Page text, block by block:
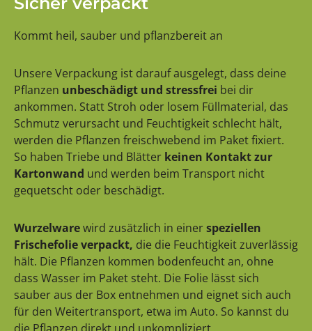
Kommt heil, sauber und pflanzbereit an
Unsere Verpackung ist darauf ausgelegt, dass deine
Pflanzen unbeschädigt und stressfrei bei dir
ankommen. Statt Stroh oder losem Füllmaterial, das
Schmutz verursacht und Feuchtigkeit schlecht hält,
werden die Pflanzen freischwebend im Paket fixiert.
So haben Triebe und Blätter keinen Kontakt zur
Kartonwand und werden beim Transport nicht
gequetscht oder beschädigt.
Wurzelwarewird zusätzlich in einerspeziellen
Frischefolie verpackt, die die Feuchtigkeit zuverlässig
hält. Die Pflanzen kommen bodenfeucht an, ohne
dass Wasser im Paket steht. Die Folie lässt sich
sauber aus der Box entnehmen und eignet sich auch
für den Weitertransport, etwa im Auto. So kannst du